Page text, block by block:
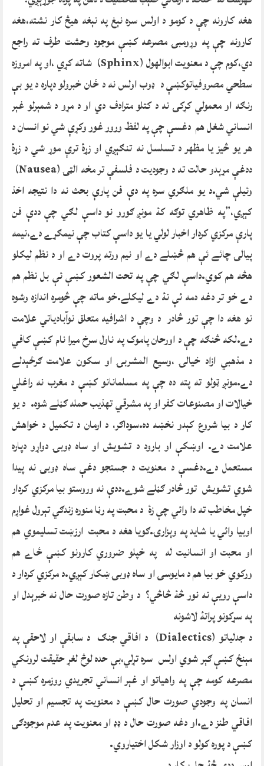
هغه کارونه چې د کومو د اولس سره نېغ په نېغه هيڅ کار نشته،هغه
کارونه چې په وړومبۍ مصرعه کښې موجود وحشت طرف ته راجع
دي،کوم چې د معنويت ابوالهول (Sphinx) شاته کړي ،او په امروزه
سطحي مصروفياتوکښې د ډوب اولس نه د ځان خبرولو دپاره د يو بې
رنګه او معمولي کړکۍ نه د کتلو مترادف دي او د مړو د شمېرلو غېر
انساني شغل هم دغسې چې په لفظ ورور غور وکړې شي نو انسان د
هر يو څيز يا مظهر د تسلسل نه تنګېږي او زړۀ ترې موړ شي د زړۀ
ددغې مړېدو حالت ته د وجوديت د فلسفې تر مخه الټۍ (Nausea)
وئيلې شي.د يو ملګري سره په دې فن پارې بحث نه دا نتيجه اخذ
کېږي،”په ظاهري توګه کۀ مونږ ګورو نو داسې لګي چې ددې فن
پارې مرکزي کردار اخبار لولي يا يو داسې کتاب چې نيمګړے دے،نيمه
پيالۍ چائے ئې هم څښلے دے او نيم ورته پروت دے او د نظم ليکلو
هڅه هم کوي.داسې لګي چې په تحت الشعور کښې ئې بل نظم هم
دے خو تر دغه دمه ئې نۀ دے ليکلے.خو ماته چې څومره اندازه وشوه
نو هغه دا چې تور څادر د وچې د اشرافيه متعلق نوآبادياتي علامت
دے.لکه څنګه چې د اورحان پاموک په ناول سرخ ميرا نام کښې کافي
د مذهبي ازاد خيالۍ ،وسيع المشربۍ او سکون علامت ګرځېدلے
دے.مونږ ټولو ته پته ده چې په مسلمانانو کښې د مغرب نه راغلي
خيالات او مصنوعات کفر او په مشرقي تهذيب حمله ګڼلے شوه. د يو
کار د بيا شروع کېدو نخښه ده.سوداګر، د ارمان د تکميل د خواهش
علامت دے. اوښکې او بارود د تشويش او ساه ډوبۍ دواړو دپاره
مستعمل دے.دغسې د معنويت د جستجو دغې ساه ډوبۍ نه پيدا
شوي تشويش تور څادر ګڼلے شوے.ددې نه وروستو بيا مرکزي کردار
خپل مخاطب ته دا وائي چې زۀ د محبت په رڼا منوره زندګي تېرول غواړم
اوبيا وائي يا شايد په وېزارۍ.ګويا هغه د محبت ارزښت تسليموي هم
او محبت او انسانيت له په خپلو ضروري کارونو کښې ځاے هم
ورکوي خو بيا هم د مايوسۍ او ساه ډوبۍ ښکار کېږي.د مرکزي کردار د
داسې رويې نه نور څۀ څاڅي؟ د وطن تازه صورت حال نه خبرېدل او
په سړکونو پراتۀ لاشونه
د جدلياتو (Dialectics) د افاقي جنګ د سابقې او لاحقې په
مېنځ کښې ګېر شوي اولس سره تړلي،بې حده لوڅ لغړ حقيقت لرونکي
مصرعه کومه چې په واهياتو او غېر انساني تجريدي روزمره کښې د
انسان په وجودي صورت حال کښې د معنويت په تجسيم او تحليل
افاقي طنز دے.او دغه صورت حال د ډډ او معنويت په عدم موجودګۍ
کښې د پوره کولو د اوزار شکل اختياروي.